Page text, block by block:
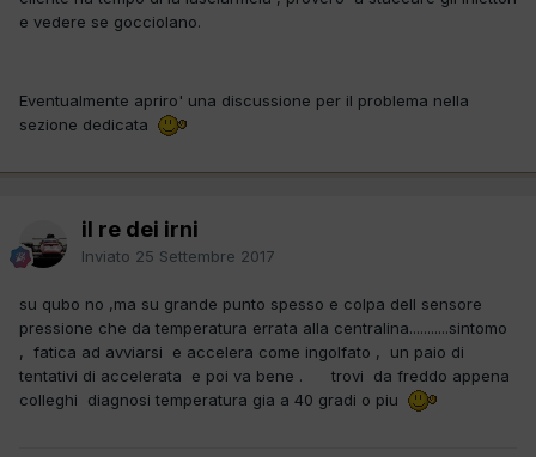
e vedere se gocciolano.
Eventualmente apriro' una discussione per il problema nella
sezione dedicata
il re dei irni
Inviato 25 Settembre 2017
su qubo no ,ma su grande punto spesso e colpa dell sensore
pressione che da temperatura errata alla centralina...........sintomo
, fatica ad avviarsi e accelera come ingolfato , un paio di
tentativi di accelerata e poi va bene . trovi da freddo appena
colleghi diagnosi temperatura gia a 40 gradi o piu